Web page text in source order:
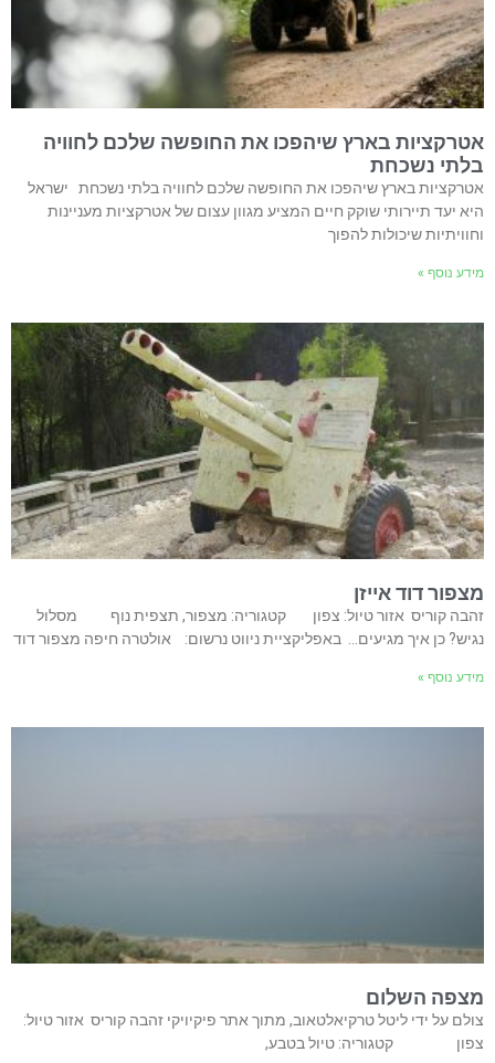
אטרקציות בארץ שיהפכו את החופשה שלכם לחוויה
בלתי נשכחת
אטרקציות בארץ שיהפכו את החופשה שלכם לחוויה בלתי נשכחת ישראל
היא יעד תיירותי שוקק חיים המציע מגוון עצום של אטרקציות מעניינות
וחוויתיות שיכולות להפוך
מידע נוסף »
מצפור דוד אייזן
זהבה קוריס אזור טיול: צפון קטגוריה: מצפור, תצפית נוף מסלול
נגיש? כן איך מגיעים… באפליקציית ניווט נרשום: אולטרה חיפה מצפור דוד
מידע נוסף »
מצפה השלום
צולם על ידי ליטל טרקיאלטאוב, מתוך אתר פיקיויקי זהבה קוריס אזור טיול:
צפון קטגוריה: טיול בטבע,